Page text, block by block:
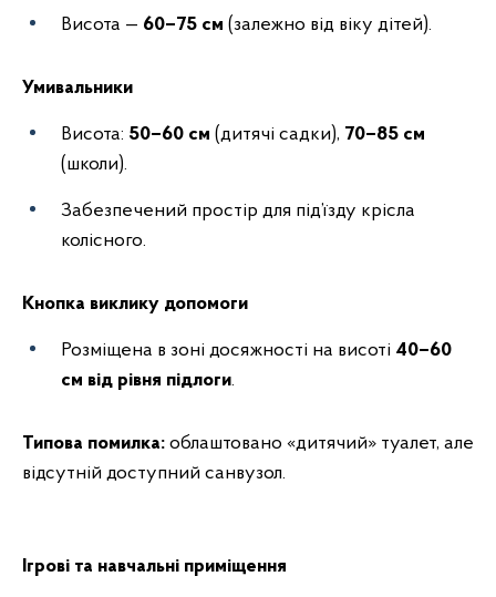
Висота — 60–75 см (залежно від віку дітей).
Умивальники
Висота: 50–60 см (дитячі садки), 70–85 см
(школи).
Забезпечений простір для під’їзду крісла
колісного.
Кнопка виклику допомоги
Розміщена в зоні досяжності на висоті 40–60
см від рівня підлоги.
Типова помилка: облаштовано «дитячий» туалет, але
відсутній доступний санвузол.
Ігрові та навчальні приміщення